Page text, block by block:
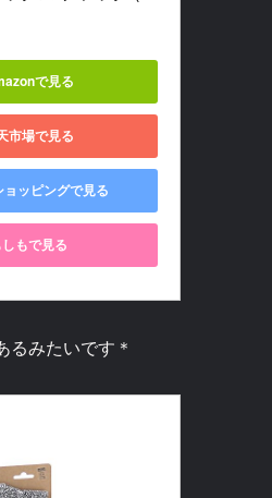
で見る
市場で見る
ッピングで見る
しもで見る
るみたいです＊